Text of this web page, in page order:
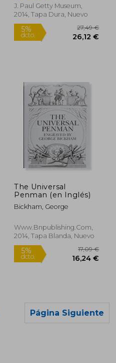
dcto.
J. Paul Getty Museum,
2014, Tapa Dura, Nuevo
The Universal
Penman (en Inglés)
Bickham, George
Www.bnpublishing.com,
2014, Tapa Blanda, Nuevo
Página Siguiente